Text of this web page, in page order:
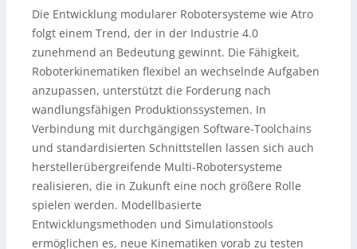
Die Entwicklung modularer Robotersysteme wie Atro
folgt einem Trend, der in der Industrie 4.0
zunehmend an Bedeutung gewinnt. Die Fähigkeit,
Roboterkinematiken flexibel an wechselnde Aufgaben
anzupassen, unterstützt die Forderung nach
wandlungsfähigen Produktionssystemen. In
Verbindung mit durchgängigen Software-Toolchains
und standardisierten Schnittstellen lassen sich auch
herstellerübergreifende Multi-Robotersysteme
realisieren, die in Zukunft eine noch größere Rolle
spielen werden. Modellbasierte
Entwicklungsmethoden und Simulationstools
ermöglichen es, neue Kinematiken vorab zu testen